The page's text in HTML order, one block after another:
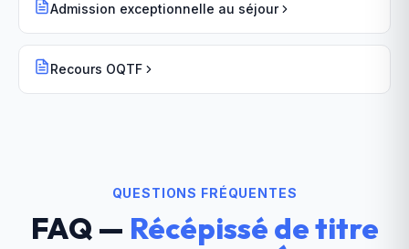
Admission exceptionnelle au séjour
Recours OQTF
QUESTIONS FRÉQUENTES
FAQ — Récépissé de titre